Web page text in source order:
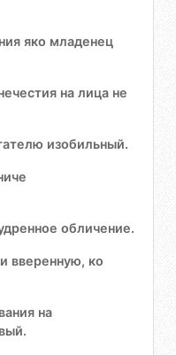
яко младенец
на лица не
изобильный.
обличение.
вверенную, ко
на